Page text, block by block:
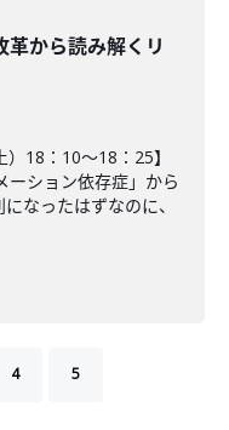
革から読み解くリ
18：10～18：25】
ーション依存症」から
なったはずなのに、
4 5